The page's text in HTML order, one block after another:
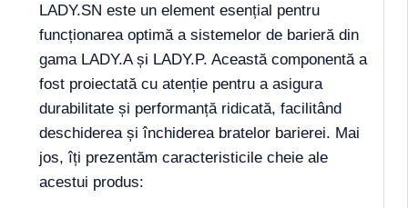
LADY.SN este un element esențial pentru
funcționarea optimă a sistemelor de barieră din
gama LADY.A și LADY.P. Această componentă a
fost proiectată cu atenție pentru a asigura
durabilitate și performanță ridicată, facilitând
deschiderea și închiderea bratelor barierei. Mai
jos, îți prezentăm caracteristicile cheie ale
acestui produs: